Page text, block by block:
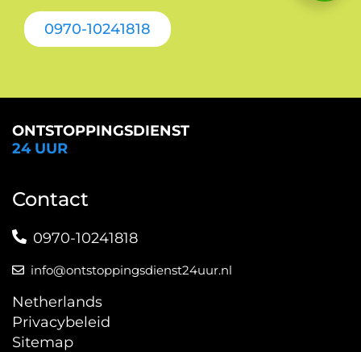
0970-10241818
ONTSTOPPINGSDIENST
24 UUR
Contact
0970-10241818
info@ontstoppingsdienst24uur.nl
Netherlands
Privacybeleid
Sitemap